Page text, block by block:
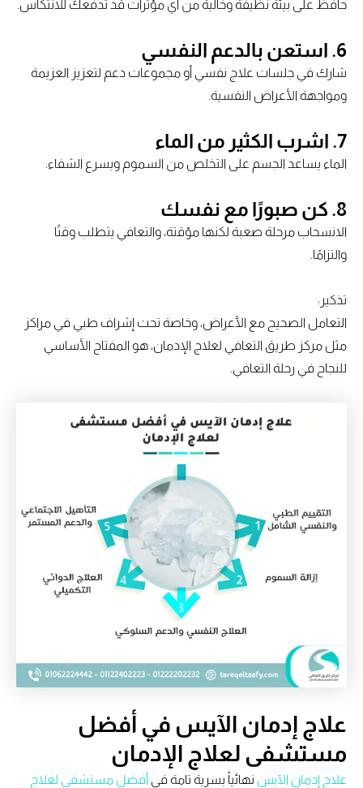
حافظ على بيئة نظيفة وخالية من أي مؤثرات قد تدفعك للانتكاس.
6. استعن بالدعم النفسي
شارك في جلسات علاج نفسي أو مجموعات دعم لتعزيز العزيمة
ومواجهة الأعراض النفسية.
7. اشرب الكثير من الماء
الماء يساعد الجسم على التخلص من السموم ويسرع الشفاء.
8. كن صبورًا مع نفسك
الانسحاب مرحلة صعبة لكنها مؤقتة، والتعافي يتطلب وقتًا
والتزامًا.
تذكير:
التعامل الصحيح مع الأعراض، وخاصة تحت إشراف طبي في مراكز
مثل مركز طريق التعافي لعلاج الإدمان، هو المفتاح الأساسي
للنجاح في رحلة التعافي.
علاج إدمان الآيس في أفضل
مستشفى لعلاج الإدمان
علاج إدمان الآيس نهائياً بسرية تامة في
أفضل مستشفى لعلاج